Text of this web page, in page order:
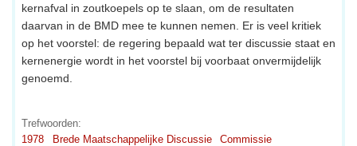
kernafval in zoutkoepels op te slaan, om de resultaten
daarvan in de BMD mee te kunnen nemen. Er is veel kritiek
op het voorstel: de regering bepaald wat ter discussie staat en
kernenergie wordt in het voorstel bij voorbaat onvermijdelijk
genoemd.
Trefwoorden:
1978
Brede Maatschappelijke Discussie
Commissie